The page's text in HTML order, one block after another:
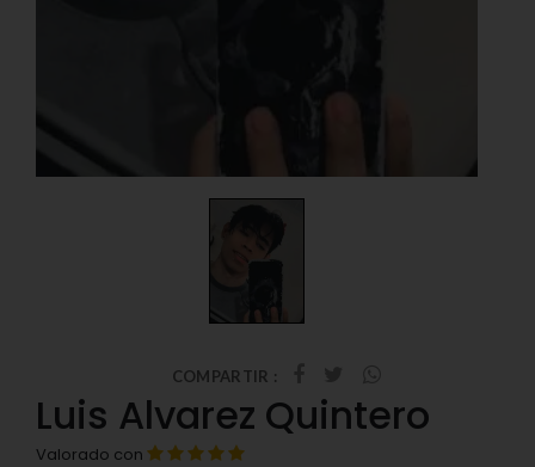
COMPARTIR :
Luis Alvarez Quintero
Valorado con